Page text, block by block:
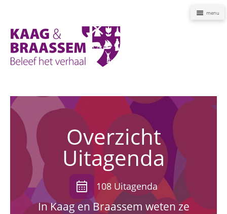
Overzicht
Uitagenda
calendar_month 108 Uitagenda
In Kaag en Braassem weten ze